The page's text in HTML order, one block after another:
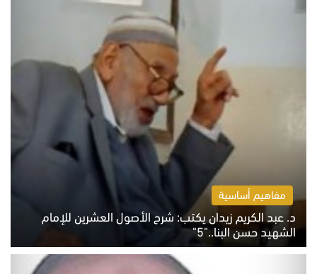
مفاهيم أساسية
د. عبد الكريم زيدان يكتب: شرح الأصول العشرين للإمام
الشهيد حسن البنا.."5"
السبت 8 أغسطس 2026 10:46 ص